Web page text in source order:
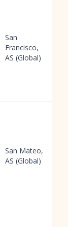
San
Francisco,
AS (Global)
San Mateo,
AS (Global)